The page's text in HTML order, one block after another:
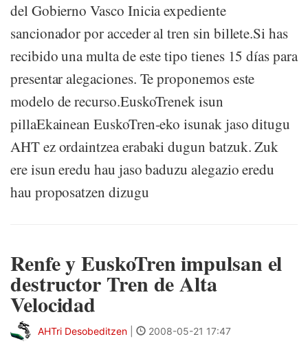
del Gobierno Vasco Inicia expediente
sancionador por acceder al tren sin billete.Si has
recibido una multa de este tipo tienes 15 días para
presentar alegaciones. Te proponemos este
modelo de recurso.EuskoTrenek isun
pillaEkainean EuskoTren-eko isunak jaso ditugu
AHT ez ordaintzea erabaki dugun batzuk. Zuk
ere isun eredu hau jaso baduzu alegazio eredu
hau proposatzen dizugu
Renfe y EuskoTren impulsan el
destructor Tren de Alta
Velocidad
AHTri Desobeditzen 2008-05-21 17:47